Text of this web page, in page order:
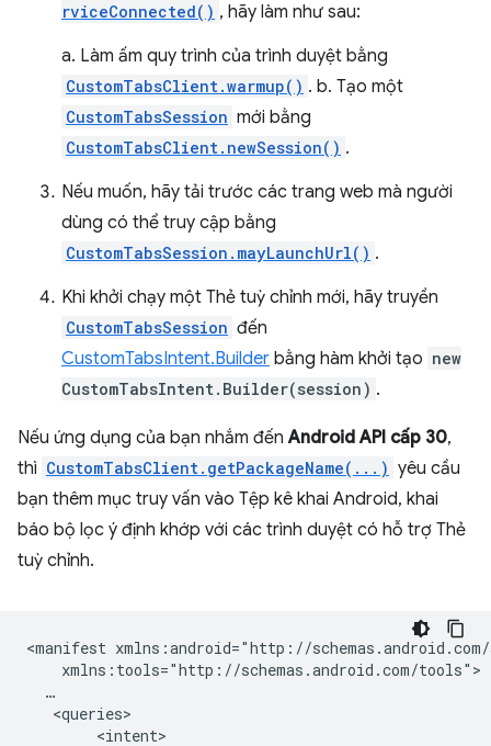
rviceConnected() , hãy làm như sau:
a. Làm ấm quy trình của trình duyệt bằng
CustomTabsClient.warmup() . b. Tạo một
CustomTabsSession mới bằng
CustomTabsClient.newSession() .
Nếu muốn, hãy tải trước các trang web mà người
dùng có thể truy cập bằng
CustomTabsSession.mayLaunchUrl() .
Khi khởi chạy một Thẻ tuỳ chỉnh mới, hãy truyền
CustomTabsSession đến
CustomTabsIntent.Builder bằng hàm khởi tạo new
CustomTabsIntent.Builder(session) .
Nếu ứng dụng của bạn nhắm đếnAndroid API cấp 30,
thì CustomTabsClient.getPackageName(...) yêu cầu
bạn thêm mục truy vấn vào Tệp kê khai Android, khai
báo bộ lọc ý định khớp với các trình duyệt có hỗ trợ Thẻ
tuỳ chỉnh.
<manifest